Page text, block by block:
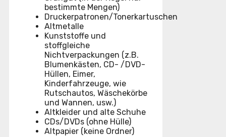
bestimmte Mengen)
Druckerpatronen/Tonerkartuschen
Altmetalle
Kunststoffe und
stoffgleiche
Nichtverpackungen (z.B.
Blumenkästen, CD- /DVD-
Hüllen, Eimer,
Kinderfahrzeuge, wie
Rutschautos, Wäschekörbe
und Wannen, usw.)
Altkleider und alte Schuhe
CDs/DVDs (ohne Hülle)
Altpapier (keine Ordner)